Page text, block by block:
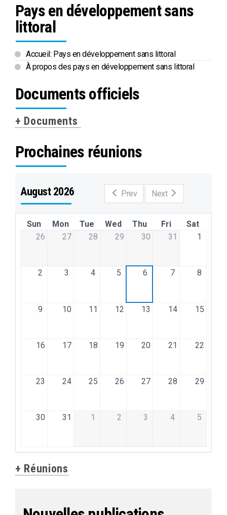
Pays en développement sans
littoral
Accueil: Pays en développement sans littoral
À propos des pays en développement sans littoral
Documents officiels
+ Documents
Prochaines réunions
Prev Next
August 2026
Sun Mon Tue Wed Thu Fri
Sat
26
27 28 29 30 31 1
2 3 4 5 6 7 8
9 10 11 12 13 14 15
16 17 18 19 20 21 22
23 24 25 26 27 28 29
30 31 1 2 3 4 5
+ Réunions